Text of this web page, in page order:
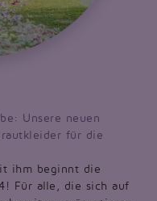
Unsere neuen
für die
ihm beginnt die
Für alle, die sich auf